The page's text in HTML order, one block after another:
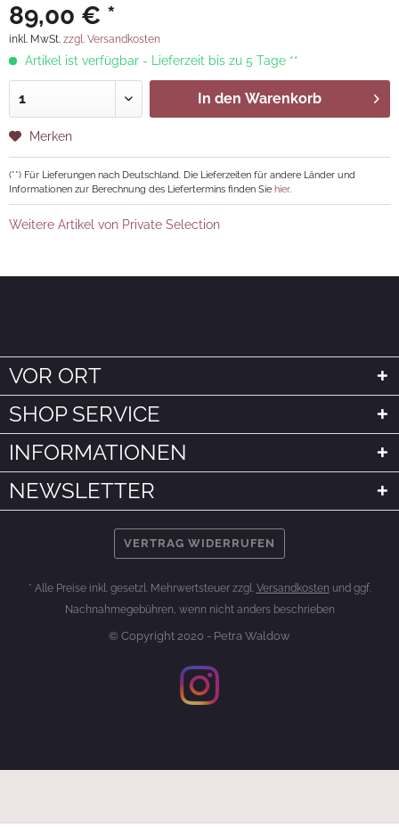
89,00 € *
inkl. MwSt. zzgl. Versandkosten
Artikel ist verfügbar - Lieferzeit bis zu 5 Tage **
In den Warenkorb
Merken
(**) Für Lieferungen nach Deutschland. Die Lieferzeiten für andere Länder und
Informationen zur Berechnung des Liefertermins finden Sie hier.
Weitere Artikel von Private Selection
VOR ORT
SHOP SERVICE
INFORMATIONEN
NEWSLETTER
VERTRAG WIDERRUFEN
* Alle Preise inkl. gesetzl. Mehrwertsteuer zzgl. Versandkosten und ggf.
Nachnahmegebühren, wenn nicht anders beschrieben
© Copyright 2020 - Petra Waldow